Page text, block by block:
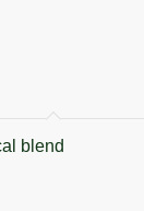
blend